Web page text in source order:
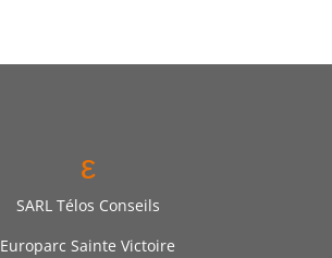
ε
SARL Télos Conseils
Europarc Sainte Victoire